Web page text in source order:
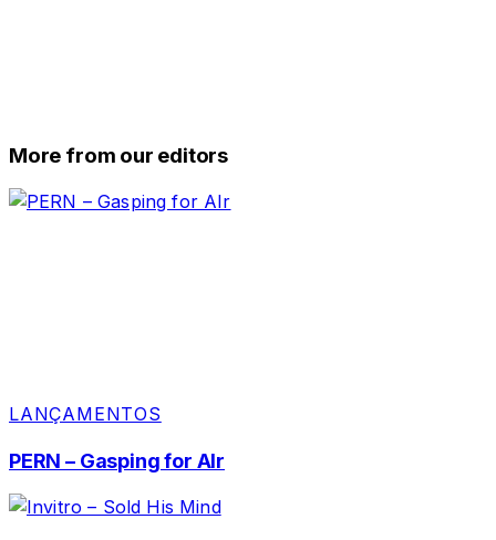
More from our editors
LANÇAMENTOS
PERN – Gasping for AIr